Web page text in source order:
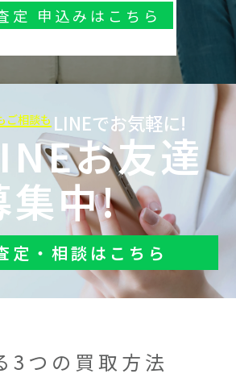
定 申込みはこちら
ご相談も LINEでお気軽に!
お友達
集中!
定・相談はこちら
3つの買取方法